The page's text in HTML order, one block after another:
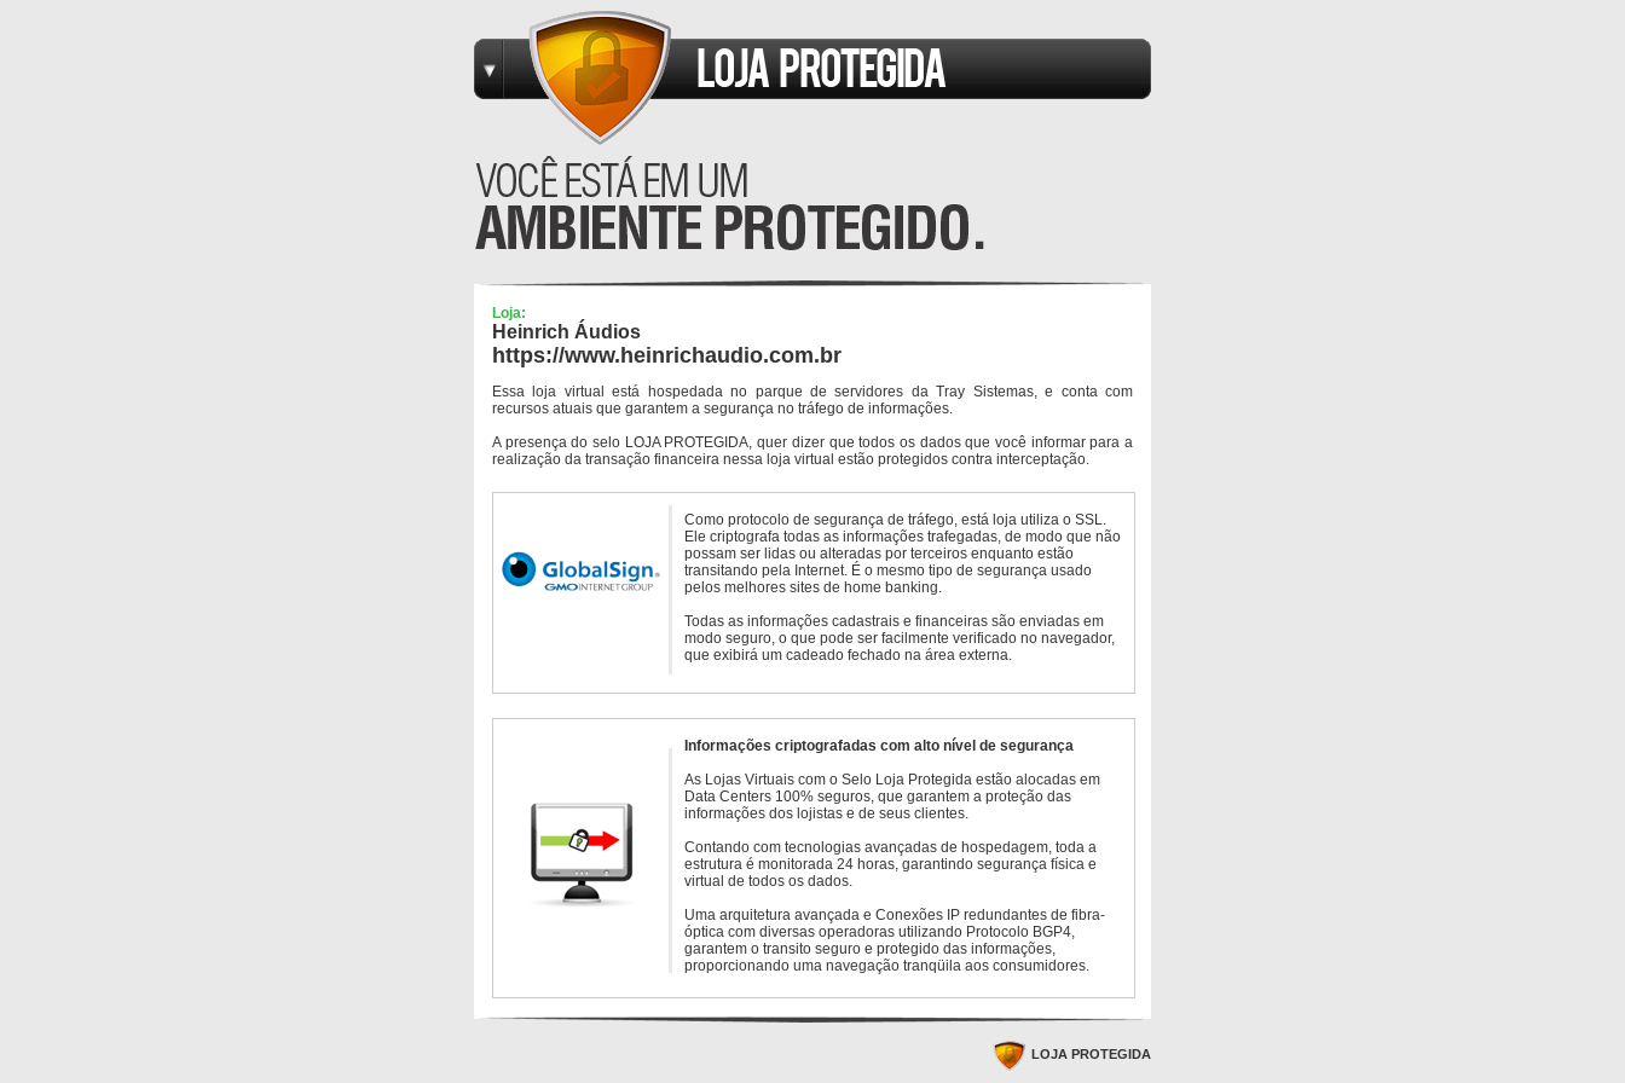
Loja:
Heinrich Áudios
https://www.heinrichaudio.com.br
Essa loja virtual está hospedada no parque de servidores da Tray Sistemas, e conta com
recursos atuais que garantem a segurança no tráfego de informações.
A presença do selo LOJA PROTEGIDA, quer dizer que todos os dados que você informar para a
realização da transação financeira nessa loja virtual estão protegidos contra interceptação.
Como protocolo de segurança de tráfego, está loja utiliza o SSL.
Ele criptografa todas as informações trafegadas, de modo que não
possam ser lidas ou alteradas por terceiros enquanto estão
transitando pela Internet. É o mesmo tipo de segurança usado
pelos melhores sites de home banking.
Todas as informações cadastrais e financeiras são enviadas em
modo seguro, o que pode ser facilmente verificado no navegador,
que exibirá um cadeado fechado na área externa.
Informações criptografadas com alto nível de segurança
As Lojas Virtuais com o Selo Loja Protegida estão alocadas em
Data Centers 100% seguros, que garantem a proteção das
informações dos lojistas e de seus clientes.
Contando com tecnologias avançadas de hospedagem, toda a
estrutura é monitorada 24 horas, garantindo segurança física e
virtual de todos os dados.
Uma arquitetura avançada e Conexões IP redundantes de fibra-
óptica com diversas operadoras utilizando Protocolo BGP4,
garantem o transito seguro e protegido das informações,
proporcionando uma navegação tranqüila aos consumidores.
LOJA PROTEGIDA